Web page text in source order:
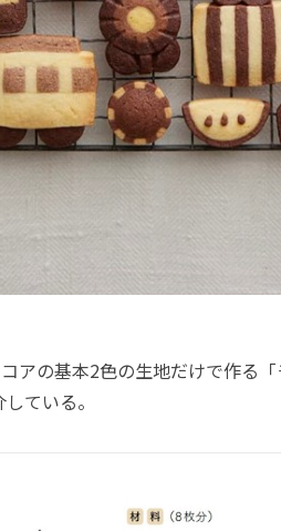
アの基本2色の生地だけで作る
ている。